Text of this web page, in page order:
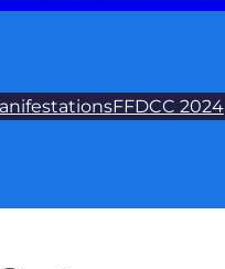
FFDCC 2024